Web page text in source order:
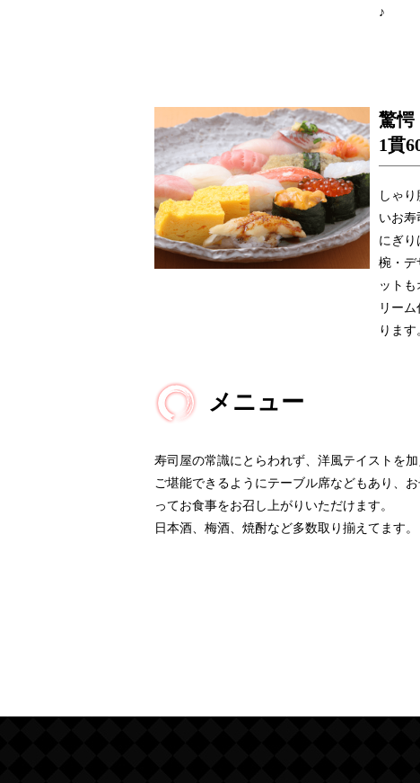
♪
驚愕
1貫
しゃ
いお寿
にぎり
椀・デ
ット
リー
ります
メニュー
寿司屋の常識にとらわれず、洋風テイストを
ご堪能できるようにテーブル席などもあり、
ってお食事をお召し上がりいただけます。
日本酒、梅酒、焼酎など多数取り揃えてます。